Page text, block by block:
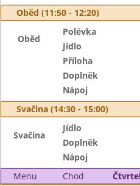
Oběd (11:50 - 12:20)
Oběd
Polévka
Jídlo
Příloha
Doplněk
Nápoj
Svačina (14:30 - 15:00)
Svačina
Jídlo
Doplněk
Nápoj
Menu
Chod